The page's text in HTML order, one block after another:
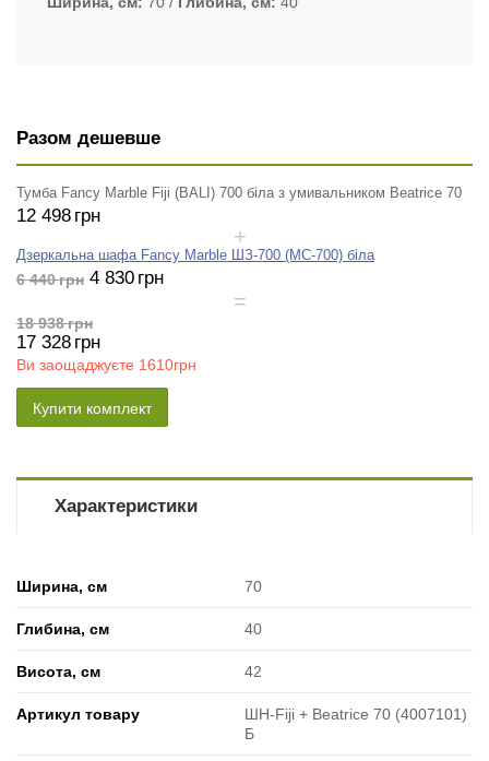
Разом дешевше
Тумба Fancy Marble Fiji (BALI) 700 біла з умивальником Beatrice 70
12 498 грн
Дзеркальна шафа Fancy Marble ШЗ-700 (MC-700) біла
6 440грн 4 830 грн
18 938грн
17 328 грн
Ви заощаджуєте 1610грн
Купити комплект
Характеристики
Ширина, см 70
Глибина, см 40
Висота, см 42
Артикул товару
ШН-Fiji + Beatrice 70 (4007101)
Б